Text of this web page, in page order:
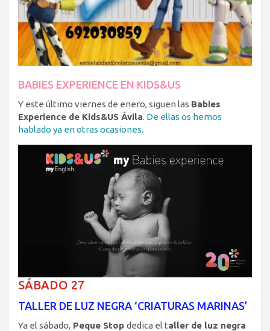
BABIES EXPERIENCE EN KIDS&US
Y este último viernes de enero, siguen las Babies
Experience de Kids&US Ávila. De ellas os hemos
hablado ya en otras ocasiones.
SÁBADO 27
TALLER DE LUZ NEGRA ‘CRIATURAS MARINAS’
Ya el sábado, Peque Stop dedica el taller de luz negra